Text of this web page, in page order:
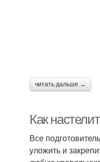
читать дальше →
Как
Все
уложить и